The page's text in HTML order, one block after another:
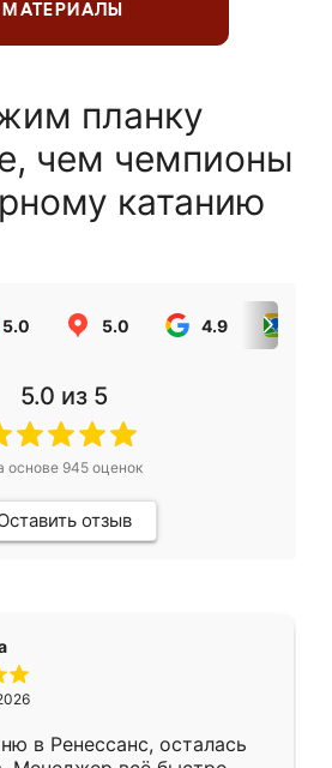
МАТЕРИАЛЫ
планку
чем чемпионы
катанию
5.0 5.0 4.9
5.0 из 5
основе 945оценок
отзыв
в Ренессанс, осталась